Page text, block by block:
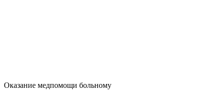
Оказание медпомощи больному